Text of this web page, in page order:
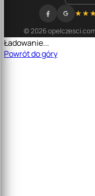
© 2026
Ładowanie...
Powrót do góry